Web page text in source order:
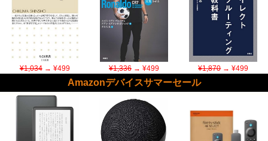
¥1,034→ ¥499 ¥1,336→ ¥499 ¥1,870→ ¥499
Amazonデバイスサマーセール